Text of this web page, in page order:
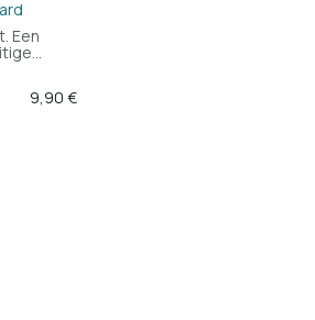
Een
als een
9,90 €